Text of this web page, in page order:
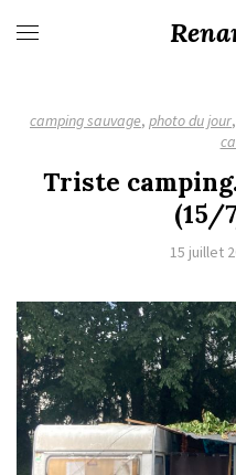
camping sauvage, photo du jour,
Triste
(15/
15 juillet